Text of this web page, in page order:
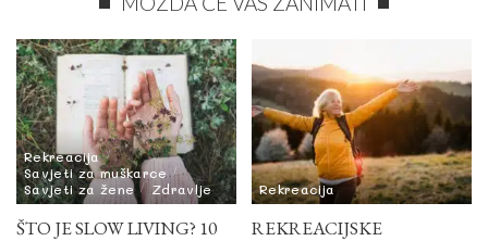
Rekreacija
Savjeti za muškarce
Savjeti za žene
Zdravlje
ŠTO JE SLOW LIVING? 10
Rekreacija
REKREACIJSKE